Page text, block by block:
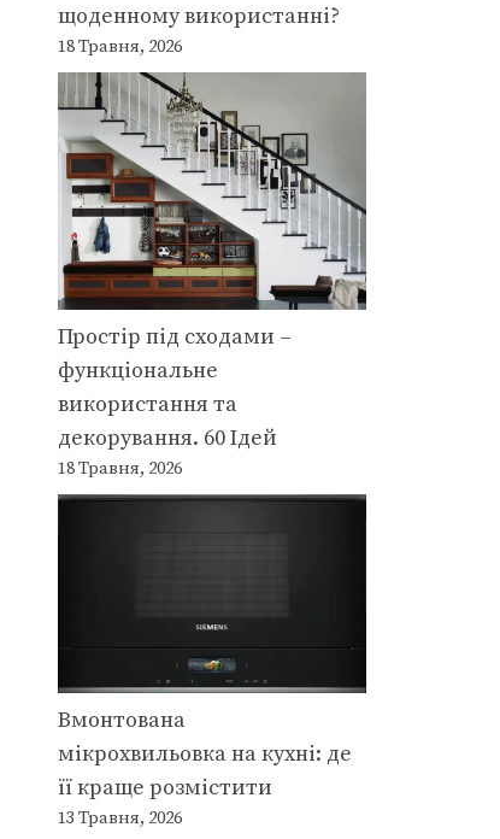
щоденному використанні?
18 Травня, 2026
Простір під сходами –
функціональне
використання та
декорування. 60 Ідей
18 Травня, 2026
Вмонтована
мікрохвильовка на кухні: де
її краще розмістити
13 Травня, 2026